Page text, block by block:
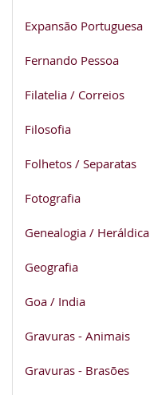
Expansão Portuguesa
Fernando Pessoa
Filatelia / Correios
Filosofia
Folhetos / Separatas
Fotografia
Genealogia / Heráldica
Geografia
Goa / India
Gravuras - Animais
Gravuras - Brasões